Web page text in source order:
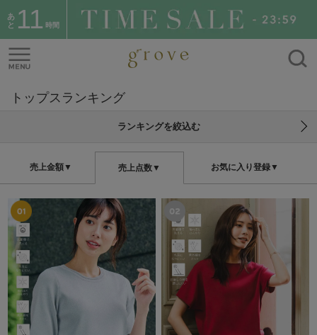
あ
と 11 時間
トップスランキング
ランキングを絞込む
売上金額▼ 売上点数▼ お気に入り登録▼